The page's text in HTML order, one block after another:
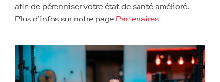
afin de pérenniser votre état de santé amélioré.
Plus d’infos sur notre page Partenaires…